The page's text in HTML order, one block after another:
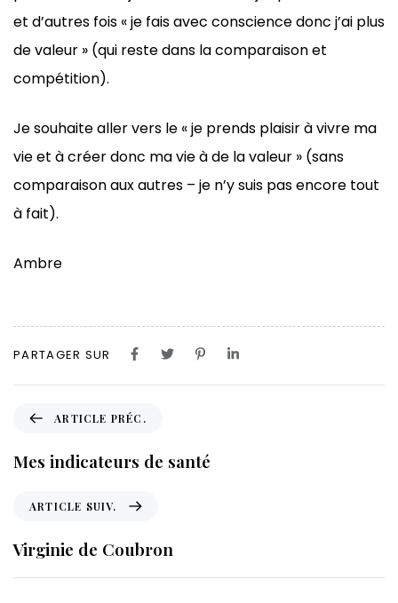
et d’autres fois « je fais avec conscience donc j’ai plus
de valeur » (qui reste dans la comparaison et
compétition).
Je souhaite aller vers le « je prends plaisir à vivre ma
vie et à créer donc ma vie à de la valeur » (sans
comparaison aux autres – je n’y suis pas encore tout
à fait).
Ambre
PARTAGER SUR
t
i
p
r
ARTICLE PRÉC.
Mes indicateurs de santé
t
i
c
ARTICLE SUIV.
Virginie de Coubron